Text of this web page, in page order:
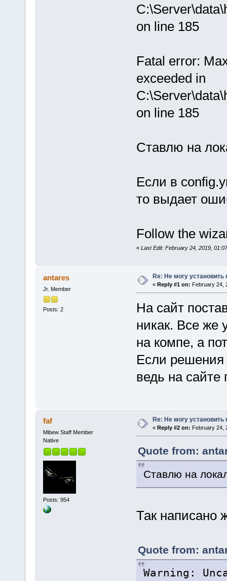
on line 185
Fatal error:
exceeded in
on line 185
Ставлю на
Если в
то выдает
Follow the
« Last Edit: February 24, 2019,
antares
Jr. Member
Posts: 2
Re: Не могу установить
« Reply #1 on: February 24,
На сайт
никак. Все же
на компе, а
Если решения
ведь на сайте
faf
Mibew Staff Member
Native
Posts: 954
Re: Не могу установить
« Reply #2 on: February 24,
Quote from:
Ставлю на
Так написано
Quote from:
Warning: